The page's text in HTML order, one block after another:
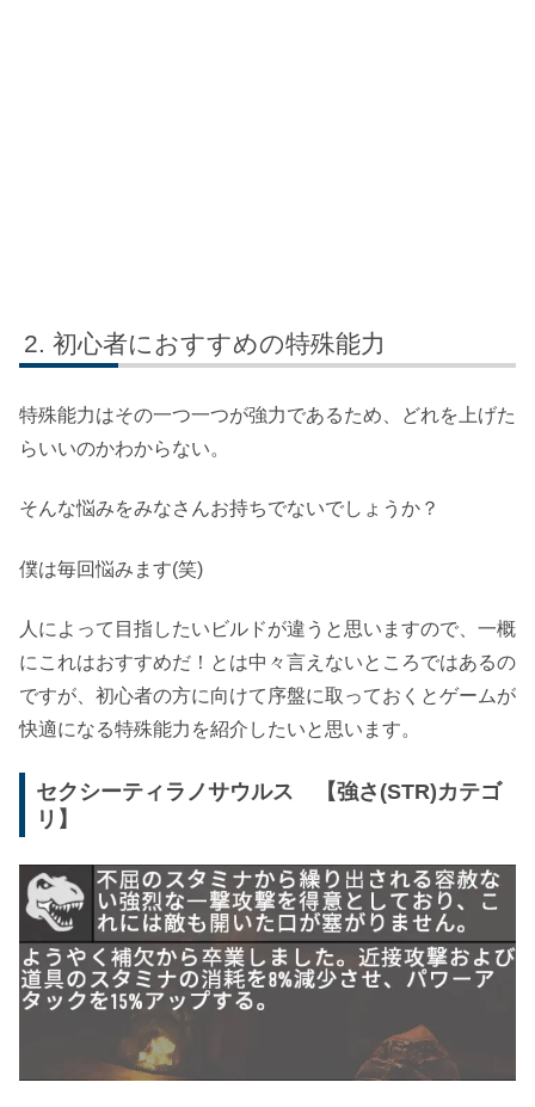
初心者におすすめの特殊能力
特殊能力はその一つ一つが強力であるため、どれを上げた
らいいのかわからない。
そんな悩みをみなさんお持ちでないでしょうか？
僕は毎回悩みます(笑)
人によって目指したいビルドが違うと思いますので、一概
にこれはおすすめだ！とは中々言えないところではあるの
ですが、初心者の方に向けて序盤に取っておくとゲームが
快適になる特殊能力を紹介したいと思います。
セクシーティラノサウルス 【強さ(STR)カテゴ
リ】